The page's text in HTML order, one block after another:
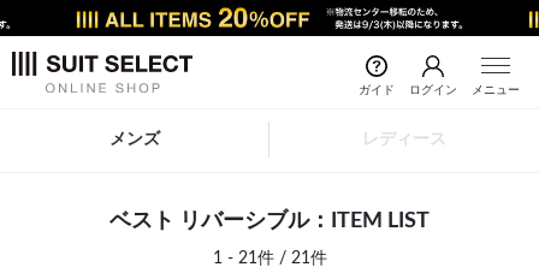
ガイド ログイン メニュー
メンズ レディース
ベスト リバーシブル：ITEM LIST
1 - 21件 / 21件